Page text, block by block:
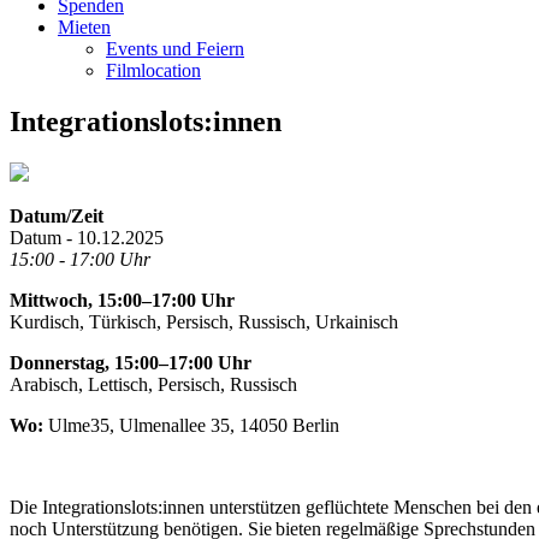
Spenden
Mieten
Events und Feiern
Filmlocation
Integrationslots:innen
Datum/Zeit
Datum - 10.12.2025
15:00 - 17:00 Uhr
Mittwoch, 15:00–17:00 Uhr
Kurdisch, Türkisch, Persisch, Russisch, Urkainisch
Donnerstag, 15:00–17:00 Uhr
Arabisch, Lettisch, Persisch, Russisch
Wo: Ulme35, Ulmenallee 35, 14050 Berlin
Die Integrationslots:innen unterstützen geflüchtete Menschen bei
noch Unterstützung benötigen. Sie bieten regelmäßige